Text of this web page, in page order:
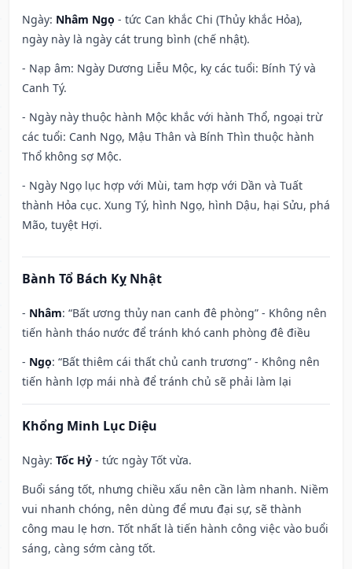
Ngày: Nhâm Ngọ - tức Can khắc Chi (Thủy khắc Hỏa),
ngày này là ngày cát trung bình (chế nhật).
- Nạp âm: Ngày Dương Liễu Mộc, kỵ các tuổi: Bính Tý và
Canh Tý.
- Ngày này thuộc hành Mộc khắc với hành Thổ, ngoại trừ
các tuổi: Canh Ngọ, Mậu Thân và Bính Thìn thuộc hành
Thổ không sợ Mộc.
- Ngày Ngọ lục hợp với Mùi, tam hợp với Dần và Tuất
thành Hỏa cục. Xung Tý, hình Ngọ, hình Dậu, hại Sửu, phá
Mão, tuyệt Hợi.
Bành Tổ Bách Kỵ Nhật
- Nhâm: “Bất ương thủy nan canh đê phòng” - Không nên
tiến hành tháo nước để tránh khó canh phòng đê điều
- Ngọ: “Bất thiêm cái thất chủ canh trương” - Không nên
tiến hành lợp mái nhà để tránh chủ sẽ phải làm lại
Khổng Minh Lục Diệu
Ngày: Tốc Hỷ - tức ngày Tốt vừa.
Buổi sáng tốt, nhưng chiều xấu nên cần làm nhanh. Niềm
vui nhanh chóng, nên dùng để mưu đại sự, sẽ thành
công mau lẹ hơn. Tốt nhất là tiến hành công việc vào buổi
sáng, càng sớm càng tốt.